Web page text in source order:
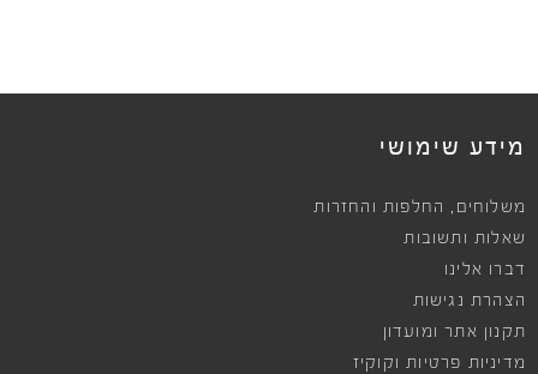
מידע שימושי
משלוחים , החלפות והחזרות
שאלות ותשובות
דברו אלינו
הצהרת נגישות
תקנון אתר ומועדון
מדיניות פרטיות וקוקיז